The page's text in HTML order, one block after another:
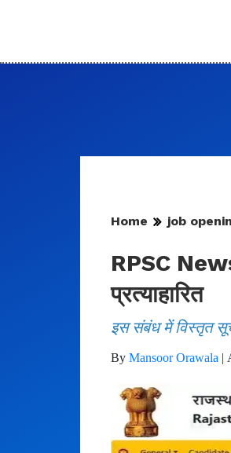
Home job
RPSC
प्रत्याहारित
इस संबंध में विस्तृत
By Mansoor Orawala |